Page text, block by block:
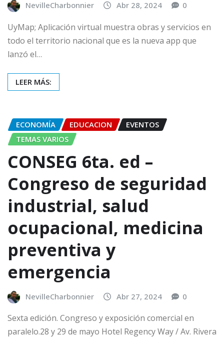
NevilleCharbonnier Abr 28, 2024 0
UyMap; Aplicación virtual muestra obras y servicios en
todo el territorio nacional que es la nueva app que
lanzó el…
LEER MÁS:
ECONOMÍA EDUCACION
EVENTOS
TEMAS VARIOS
CONSEG 6ta. ed –
Congreso de seguridad
industrial, salud
ocupacional, medicina
preventiva y
emergencia
NevilleCharbonnier Abr 27, 2024 0
Sexta edición. Congreso y exposición comercial en
paralelo.28 y 29 de mayo Hotel Regency Way / Av. Rivera